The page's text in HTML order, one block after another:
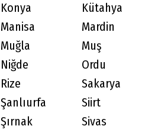
Konya
Kütahya
Manisa
Mardin
Muğla
Muş
Niğde
Ordu
Rize
Sakarya
Şanlıurfa
Siirt
Şırnak
Sivas